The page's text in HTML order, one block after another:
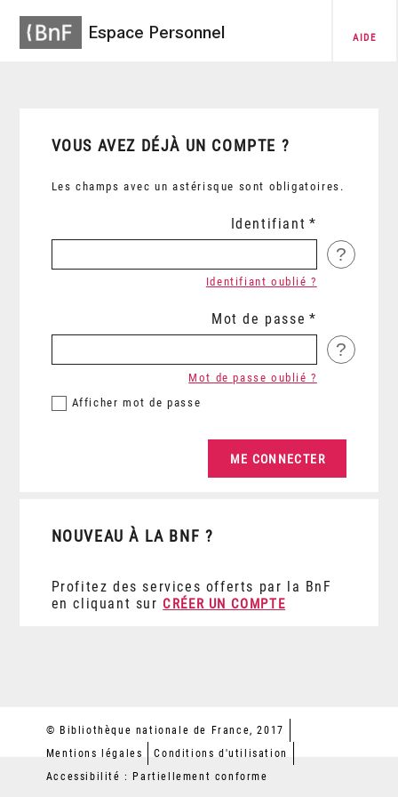
Espace Personnel AIDE
VOUS AVEZ DÉJÀ UN COMPTE ?
Les champs avec un astérisque sont obligatoires.
Identifiant
?
Identifiant oublié ?
Mot de passe
?
Afficher mot de passe
Mot de passe oublié ?
NOUVEAU À LA BNF ?
Profitez des services offerts par la BnF
en cliquant sur CRÉER UN COMPTE
© Bibliothèque nationale de France, 2017
Mentions légales
Conditions d'utilisation
Accessibilité : Partiellement conforme